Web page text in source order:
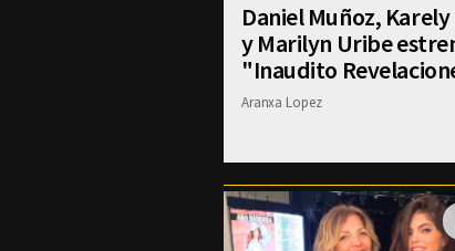
Daniel Muñoz,
y Marilyn Uribe
"Inaudito
Aranxa Lopez